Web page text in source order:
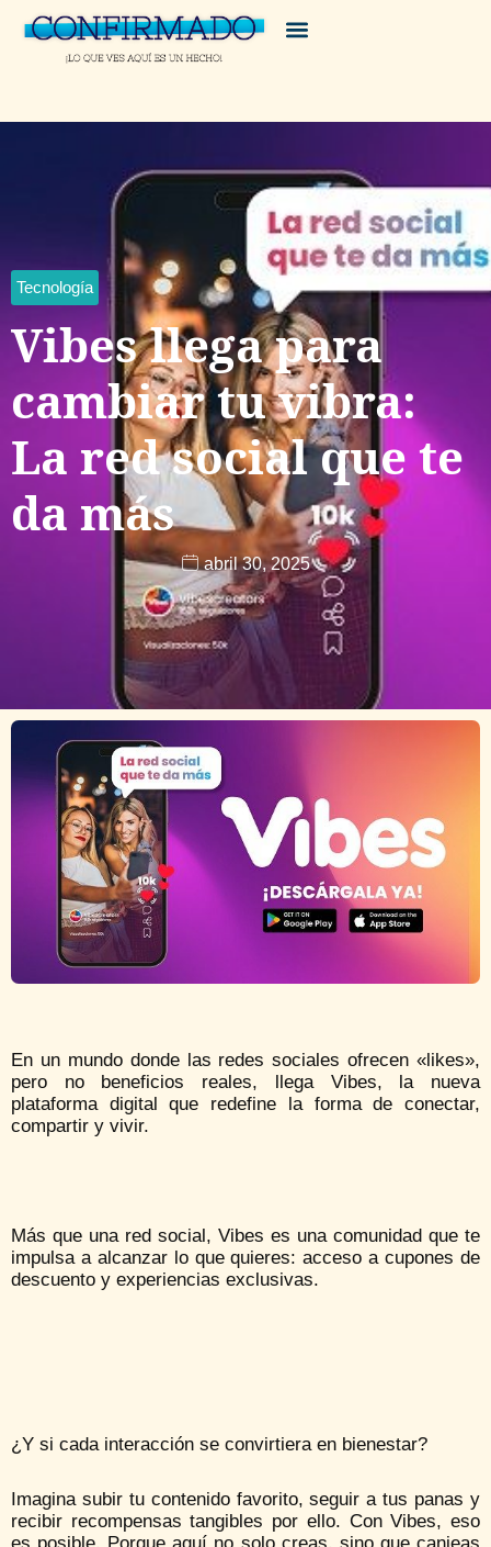
Tecnología
Vibes llega para
cambiar tu vibra:
La red social que te
da más
abril 30, 2025
En un mundo donde las redes sociales ofrecen «likes»,
pero no beneficios reales, llega Vibes, la nueva
plataforma digital que redefine la forma de conectar,
compartir y vivir.
Más que una red social, Vibes es una comunidad que te
impulsa a alcanzar lo que quieres: acceso a cupones de
descuento y experiencias exclusivas.
¿Y si cada interacción se convirtiera en bienestar?
Imagina subir tu contenido favorito, seguir a tus panas y
recibir recompensas tangibles por ello. Con Vibes, eso